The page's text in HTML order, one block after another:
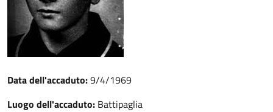
Data dell'accaduto:9/4/1969
Luogo dell'accaduto: Battipaglia